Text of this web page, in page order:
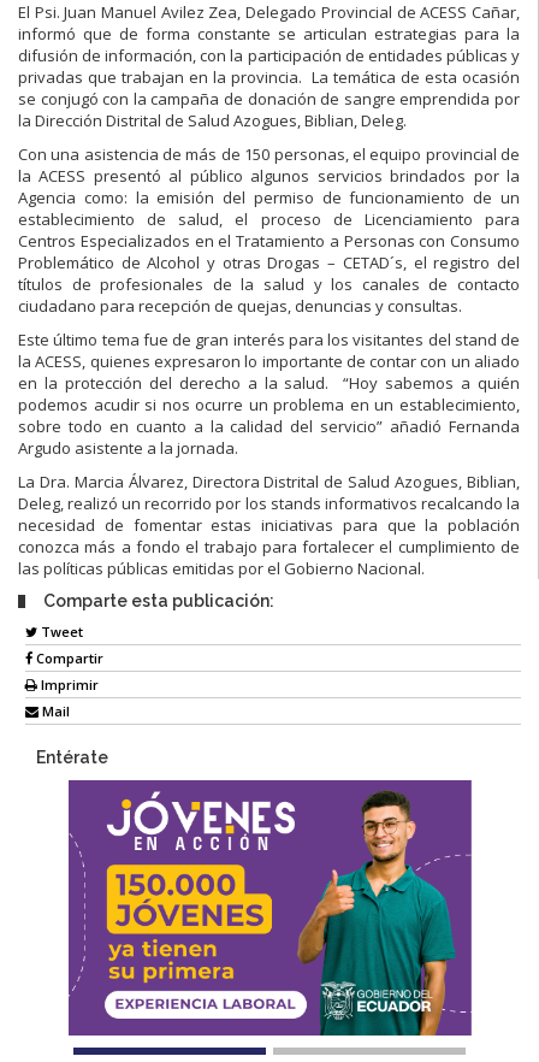
El Psi. Juan Manuel Avilez Zea, Delegado Provincial de ACESS Cañar,
informó que de forma constante se articulan estrategias para la
difusión de información, con la participación de entidades públicas y
privadas que trabajan en la provincia. La temática de esta ocasión
se conjugó con la campaña de donación de sangre emprendida por
la Dirección Distrital de Salud Azogues, Biblian, Deleg.
Con una asistencia de más de 150 personas, el equipo provincial de
la ACESS presentó al público algunos servicios brindados por la
Agencia como: la emisión del permiso de funcionamiento de un
establecimiento de salud, el proceso de Licenciamiento para
Centros Especializados en el Tratamiento a Personas con Consumo
Problemático de Alcohol y otras Drogas – CETAD´s, el registro del
títulos de profesionales de la salud y los canales de contacto
ciudadano para recepción de quejas, denuncias y consultas.
Este último tema fue de gran interés para los visitantes del stand de
la ACESS, quienes expresaron lo importante de contar con un aliado
en la protección del derecho a la salud. “Hoy sabemos a quién
podemos acudir si nos ocurre un problema en un establecimiento,
sobre todo en cuanto a la calidad del servicio” añadió Fernanda
Argudo asistente a la jornada.
La Dra. Marcia Álvarez, Directora Distrital de Salud Azogues, Biblian,
Deleg, realizó un recorrido por los stands informativos recalcando la
necesidad de fomentar estas iniciativas para que la población
conozca más a fondo el trabajo para fortalecer el cumplimiento de
las políticas públicas emitidas por el Gobierno Nacional.
Comparte esta publicación:
Tweet
Compartir
Imprimir
Mail
Entérate